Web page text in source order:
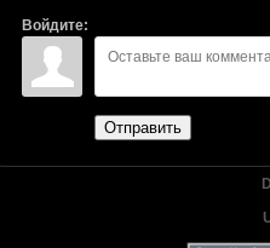
Войдите:
Отправить